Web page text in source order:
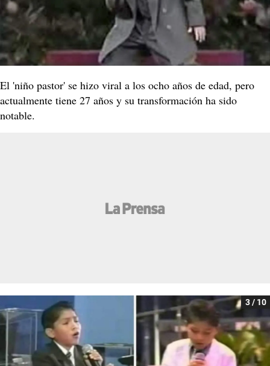
El 'niño pastor' se hizo viral a los ocho años de edad, pero
actualmente tiene 27 años y su transformación ha sido
notable.
3 / 10